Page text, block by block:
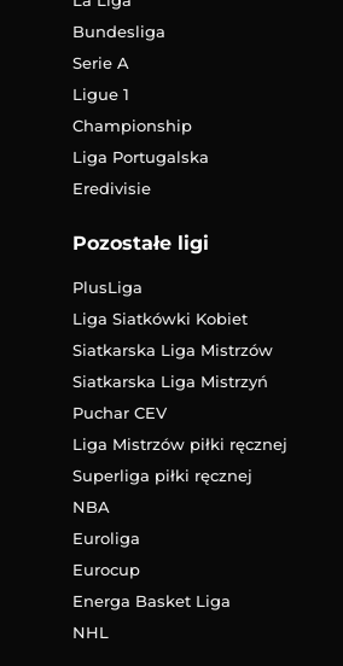
Bundesliga
Serie A
Ligue 1
Championship
Liga Portugalska
Eredivisie
Pozostałe ligi
PlusLiga
Liga Siatkówki Kobiet
Siatkarska Liga Mistrzów
Siatkarska Liga Mistrzyń
Puchar CEV
Liga Mistrzów piłki ręcznej
Superliga piłki ręcznej
NBA
Euroliga
Eurocup
Energa Basket Liga
NHL